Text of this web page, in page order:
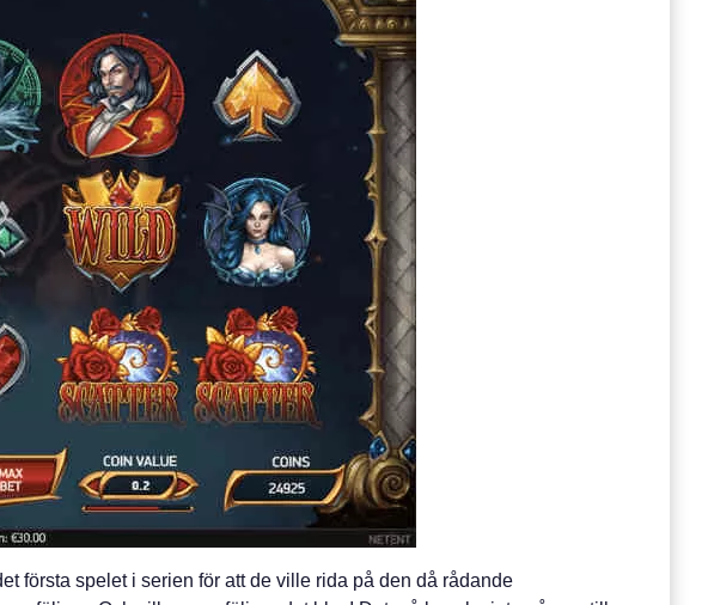
första spelet i serien för att de ville rida på den då rådande